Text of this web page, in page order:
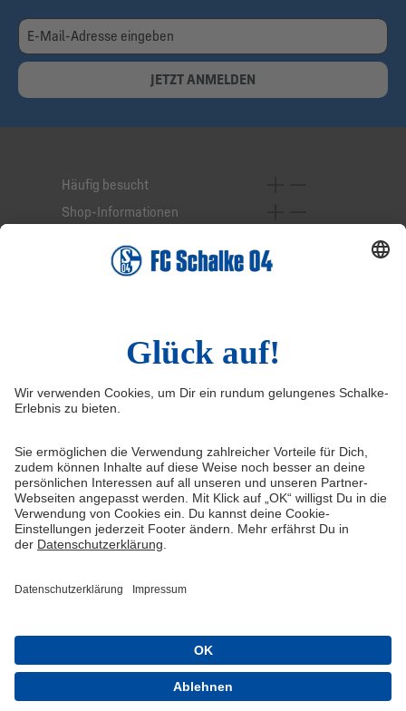
JETZT ANMELDEN
Häufig besucht
Shop-Informationen
Service-Hotline
Widerruf Vertrag widerrufen
AGB
Cookie-Einstellungen
Datenschutzerklärung Impressum